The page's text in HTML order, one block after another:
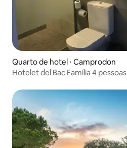
Quarto de hotel ⋅ Camprodon
Hotelet del Bac Família 4 pessoas